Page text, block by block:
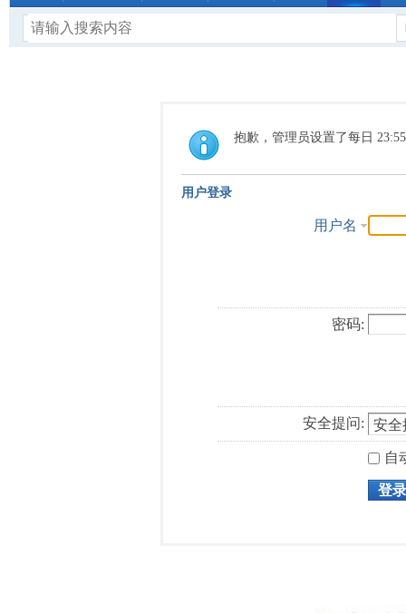
抱歉，管理员设置了每日
用户登录
用户名
密码:
安全提问:
自
登录